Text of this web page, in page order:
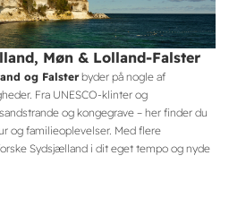
Møn & Lolland-Falster
og Falsterbyder på nogle af
Fra UNESCO-klinter og
og kongegrave – her finder du
og familieoplevelser. Med flere
Sydsjælland i dit eget tempo og nyde